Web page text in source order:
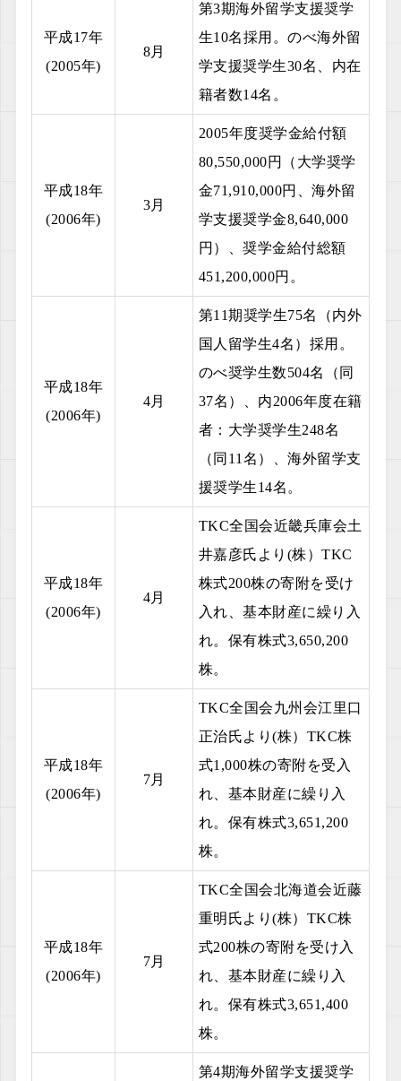
平成17年
(2005年)
8月
第3期海外留学支援奨学
生10名採用。のべ海外留
学支援奨学生30名、内在
籍者数14名。
平成18年
(2006年)
3月
2005年度奨学金給付額
80,550,000円（大学奨学
金71,910,000円、海外留
学支援奨学金8,640,000
円）、奨学金給付総額
451,200,000円。
平成18年
(2006年)
4月
第11期奨学生75名（内外
国人留学生4名）採用。
のべ奨学生数504名（同
37名）、内2006年度在籍
者：大学奨学生248名
（同11名）、海外留学支
援奨学生14名。
平成18年
(2006年)
4月
TKC全国会近畿兵庫会土
井嘉彦氏より(株）TKC
株式200株の寄附を受け
入れ、基本財産に繰り入
れ。保有株式3,650,200
株。
平成18年
(2006年)
7月
TKC全国会九州会江里口
正治氏より(株）TKC株
式1,000株の寄附を受入
れ、基本財産に繰り入
れ。保有株式3,651,200
株。
平成18年
(2006年)
7月
TKC全国会北海道会近藤
重明氏より(株）TKC株
式200株の寄附を受け入
れ、基本財産に繰り入
れ。保有株式3,651,400
株。
第4期海外留学支援奨学